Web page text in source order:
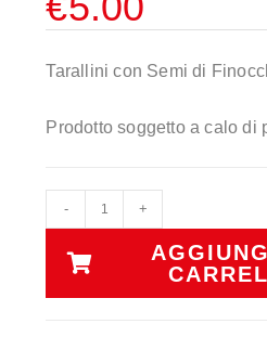
Tarallini con Semi di
Prodotto soggetto a calo di
- +